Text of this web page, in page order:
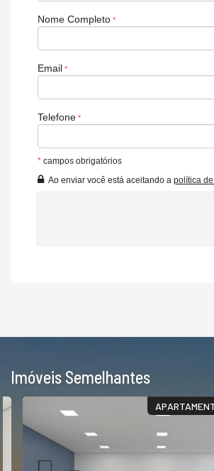
Nome Completo
Email
Telefone
* campos obrigatórios
Ao enviar você está aceitando a política
Imóveis Semelhantes